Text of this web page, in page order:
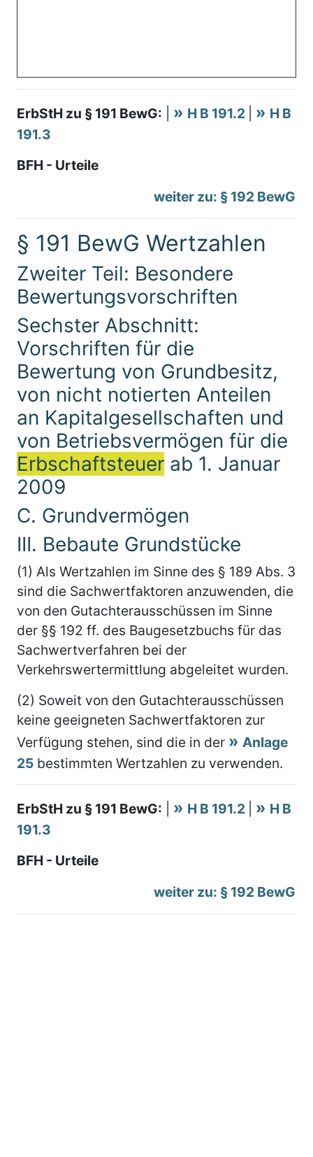
ErbStH zu § 191 BewG: H B 191.2
H B
191.3
BFH - Urteile
weiter zu: § 192 BewG
§ 191 BewG Wertzahlen
Zweiter Teil: Besondere
Bewertungsvorschriften
Sechster Abschnitt:
Vorschriften für die
Bewertung von Grundbesitz,
von nicht notierten Anteilen
an Kapitalgesellschaften und
von Betriebsvermögen für die
Erbschaftsteuer ab 1. Januar
2009
C. Grundvermögen
III. Bebaute Grundstücke
(1) Als Wertzahlen im Sinne des § 189 Abs. 3
sind die Sachwertfaktoren anzuwenden, die
von den Gutachterausschüssen im Sinne
der §§ 192 ff. des Baugesetzbuchs für das
Sachwertverfahren bei der
Verkehrswertermittlung abgeleitet wurden.
(2) Soweit von den Gutachterausschüssen
keine geeigneten Sachwertfaktoren zur
Verfügung stehen, sind die in der
Anlage
25 bestimmten Wertzahlen zu verwenden.
ErbStH zu § 191 BewG: H B 191.2
H B
191.3
BFH - Urteile
weiter zu: § 192 BewG